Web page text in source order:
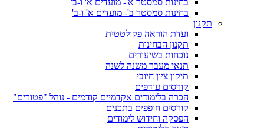
בחינות סמסטר א'- מועדים א' ו-ב'
בחינות סמסטר ב'- מועדים א' ו-ב'
תקנון
ועדת הוראה פקולטטית
תקנון הבחינות
נוכחות בשיעורים
תנאי מעבר משנה לשנה
תיקון ציון חיובי
קורסים עודפים
הכרה בלימודים אקדמיים קודמים - נוהל "פטורים"
קורסים חופפים בתכנים
הפסקה וחידוש לימודים